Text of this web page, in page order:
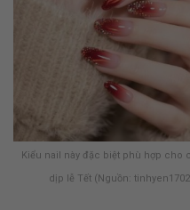
Kiểu nail này đặc biệt phù hợp cho
dịp lễ Tết (Nguồn: